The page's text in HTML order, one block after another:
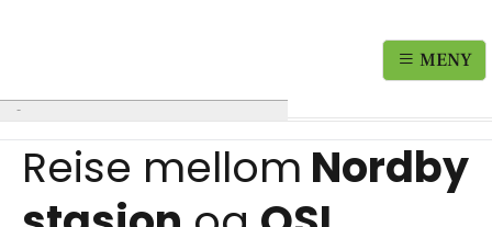
MENY
Reise mellom Nordby